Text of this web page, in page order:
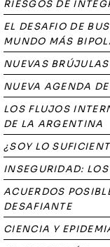
RIESGOS DE
EL DESAFIO DE
MUNDO MÁS
NUEVAS
NUEVA AGENDA
LOS FLUJOS
DE LA ARGENTINA
¿SOY LO
INSEGURIDAD:
ACUERDOS
DESAFIANTE
CIENCIA Y